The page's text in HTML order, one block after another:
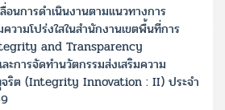
อนการดำเนินงานตามแนวทางการ
ความโปร่งใสในสำนักงานเขตพื้นที่การ
and Transparency
การจัดทำนวัตกรรมส่งเสริมความ
จริต (Integrity Innovation : II) ประจำ